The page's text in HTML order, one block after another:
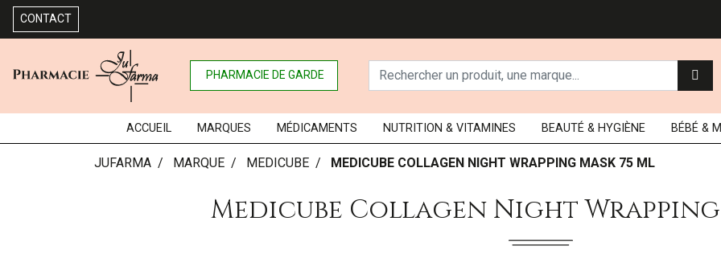
CONTACT
PHARMACIE DE GARDE
ACCUEIL MARQUES MÉDICAMENTS NUTRITION & VITAMINES BEAUTÉ & HYGIÈNE BÉBÉ &
JUFARMA MARQUE MEDICUBE MEDICUBE COLLAGEN NIGHT WRAPPING MASK 75 ML
Medicube Collagen Night Wrapping